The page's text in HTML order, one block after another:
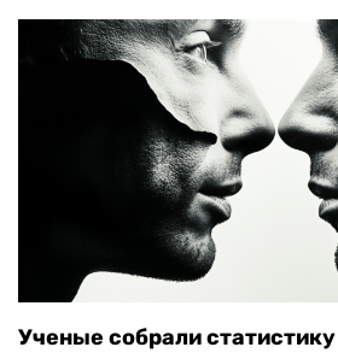
Ученые собрали